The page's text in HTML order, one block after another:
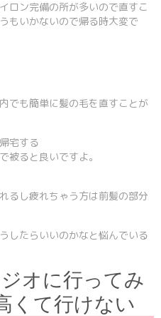
ロン完備の所が多いので直すこ
もいかないので帰る時大変で
でも簡単に髪の毛を直すことが
宅する
被ると良いですよ。
るし疲れちゃう方は前髪の部分
したらいいのかなと悩んでいる
オに行ってみ
くて行けない